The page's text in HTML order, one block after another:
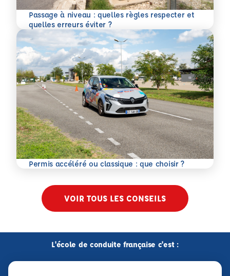
Passage à niveau : quelles règles respecter et
quelles erreurs éviter ?
En savoir plus
Permis accéléré ou classique : que choisir ?
En savoir plus
VOIR TOUS LES CONSEILS
L'école de conduite française c'est :